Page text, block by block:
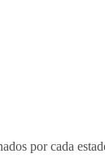
por cada